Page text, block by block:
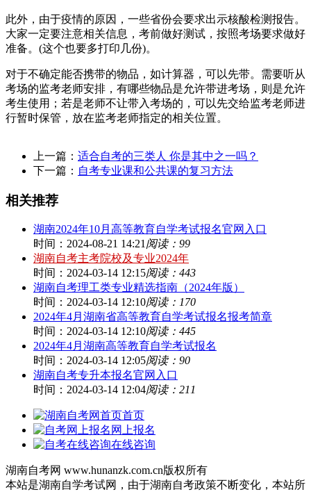
此外，由于疫情的原因，一些省份会要求出示核酸检测报告。
大家一定要注意相关信息，考前做好测试，按照考场要求做好
准备。(这个也要多打印几份)。
对于不确定能否携带的物品，如计算器，可以先带。需要听从
考场的监考老师安排，有哪些物品是允许带进考场，则是允许
考生使用；若是老师不让带入考场的，可以先交给监考老师进
行暂时保管，放在监考老师指定的相关位置。
上一篇： 适合自考的三类人 你是其中之一吗？
下一篇： 自考专业课和公共课的复习方法
相关推荐
湖南2024年10月高等教育自学考试报名官网入口
时间：2024-08-21 14:21 阅读：99
湖南自考主考院校及专业2024年
时间：2024-03-14 12:15阅读：443
湖南自考理工类专业精选指南（2024年版）
时间：2024-03-14 12:10阅读：170
2024年4月湖南省高等教育自学考试报名报考简章
时间：2024-03-14 12:10阅读：445
2024年4月湖南高等教育自学考试报名
时间：2024-03-14 12:05阅读：90
湖南自考专升本报名官网入口
时间：2024-03-14 12:04阅读：211
首页
网上报名
在线咨询
湖南自考网 www.hunanzk.com.cn版权所有
本站是湖南自学考试网，由于湖南自考政策不断变化，本站所